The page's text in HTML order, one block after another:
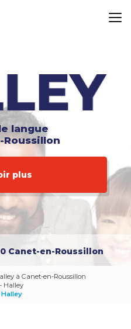
langue
Roussillon
plus
Canet-en-Roussillon
à Canet-en-Roussillon
Halley